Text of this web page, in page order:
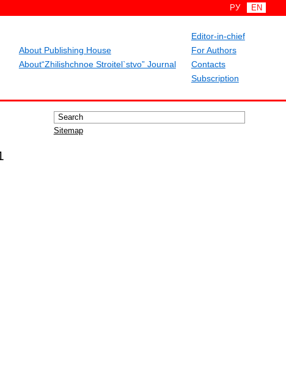
РУ EN
About Publishing House
About“Zhilishchnoe Stroitel`stvo” Journal
Editor-in-chief
For Authors
Contacts
Subscription
Sitemap